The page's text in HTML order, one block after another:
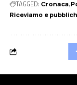
TAGGED: Cronaca
Riceviamo e